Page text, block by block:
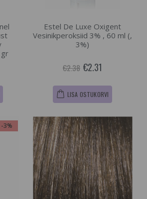
Estel De Luxe Oxigent
Vesinikperoksiid 3% , 60 ml (,
3%)
€2.38 €2.31
LISA OSTUKORVI
-3%